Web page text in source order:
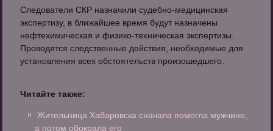
Следователи СКР назначили судебно-медицинская
экспертизу, в ближайшее время будут назначены
нефтехимическая и физико-техническая экспертизы.
Проводятся следственные действия, необходимые для
установления всех обстоятельств произошедшего.
Читайте также:
Жительница Хабаровска сначала помогла мужчине,
а потом обокрала его